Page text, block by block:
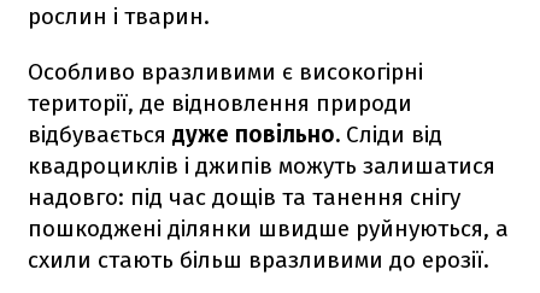
рослин і тварин.
Особливо вразливими є високогірні
території, де відновлення природи
відбувається дуже повільно. Сліди від
квадроциклів і джипів можуть залишатися
надовго: під час дощів та танення снігу
пошкоджені ділянки швидше руйнуються, а
схили стають більш вразливими до ерозії.